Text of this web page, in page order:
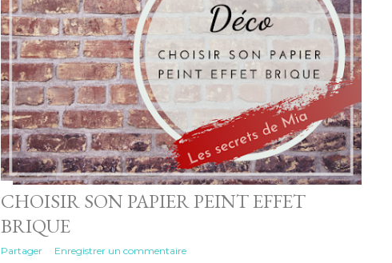
CHOISIR SON PAPIER PEINT EFFET
BRIQUE
Partager Enregistrer un commentaire